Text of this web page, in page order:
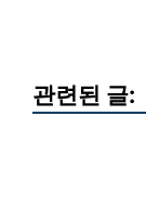
관련된 글: